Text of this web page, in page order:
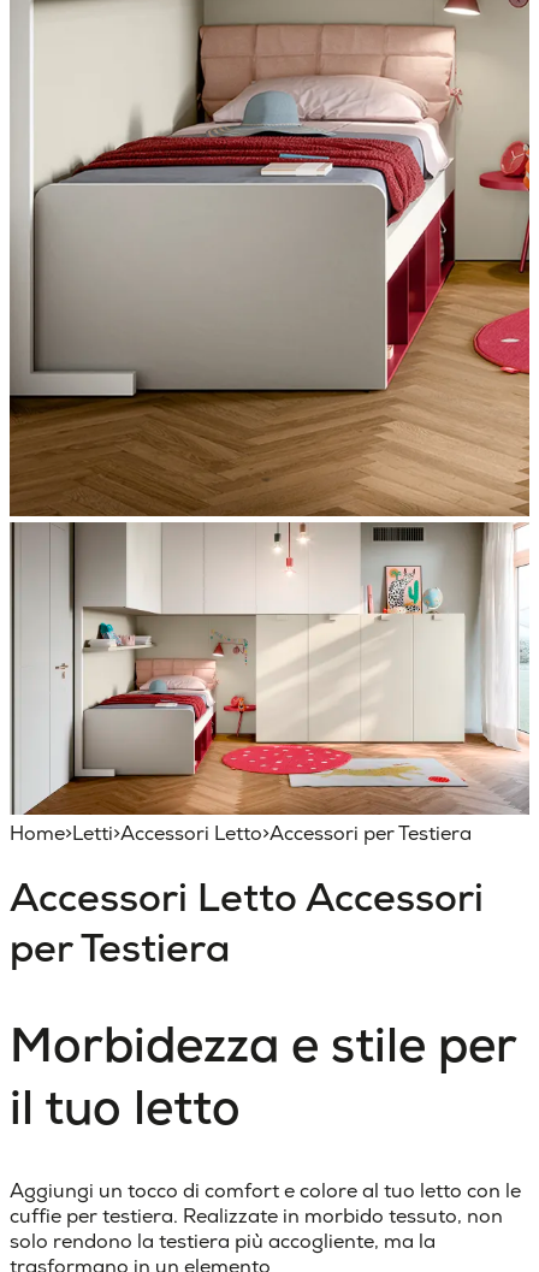
Home>Letti>Accessori Letto>Accessori per Testiera
Accessori LettoAccessori
per Testiera
Morbidezza e stile per
il tuo letto
Aggiungi un tocco di comfort e colore al tuo letto con le
cuffie per testiera. Realizzate in morbido tessuto, non
solo rendono la testiera più accogliente, ma la
trasformano in un elemento